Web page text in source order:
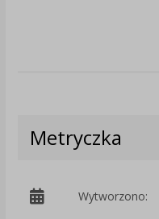
Metryczka
Wytworzono: